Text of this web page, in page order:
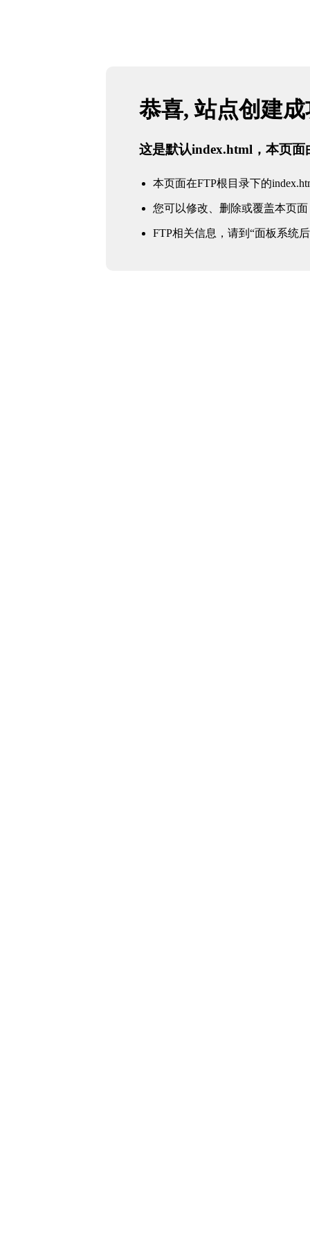
恭喜, 站点创建
这是默认index.html，本页面
本页面在FTP根目录下的
您可以修改、删除或覆盖本页面
FTP相关信息，请到“面板系统